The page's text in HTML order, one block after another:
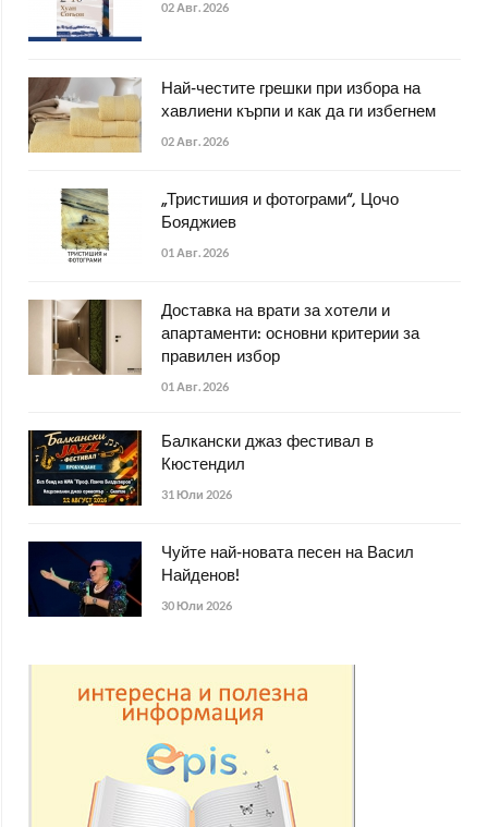
02 Авг. 2026
Най-честите грешки при избора на
хавлиени кърпи и как да ги избегнем
02 Авг. 2026
„Тристишия и фотограми“, Цочо
Бояджиев
01 Авг. 2026
Доставка на врати за хотели и
апартаменти: основни критерии за
правилен избор
01 Авг. 2026
Балкански джаз фестивал в
Кюстендил
31 Юли 2026
Чуйте най-новата песен на Васил
Найденов!
30 Юли 2026